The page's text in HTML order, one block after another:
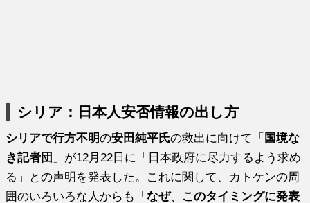
シリア：日本人安否情報の出し方
シリアで行方不明の安田純平氏の救出に向けて「 国境な
き記者団 」が12月22日に「日本政府に尽力するよう求め
る」との声明を発表した。これに関して、カトケンの周
囲のいろいろな人からも「なぜ、 このタイミングに発表